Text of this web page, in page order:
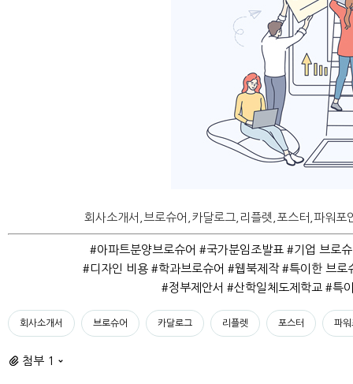
회사소개서,브로슈어,카달로그,리플렛,포스터,파워
#아파트분양브로슈어 #국가분임조발표 #기업 브로
#디자인 비용 #학과브로슈어 #웹북제작 #특이한 브
#정부제안서 #산학일체도제학교 #특
회사소개서 브로슈어 카달로그 리플렛 포스터 파워
첨부 1